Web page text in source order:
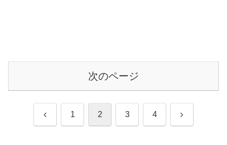
次のページ
前 1 2 3 4 次